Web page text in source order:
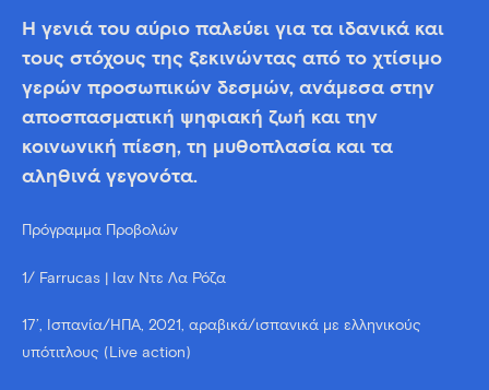
Η γενιά του αύριο παλεύει για τα ιδανικά και
τους στόχους της ξεκινώντας από το χτίσιμο
γερών προσωπικών δεσμών, ανάμεσα στην
αποσπασματική ψηφιακή ζωή και την
κοινωνική πίεση, τη μυθοπλασία και τα
αληθινά γεγονότα.
Πρόγραμμα Προβολών
1/ Farrucas | Ίαν Ντε Λα Ρόζα
17’, Ισπανία/ΗΠΑ, 2021, αραβικά/ισπανικά με ελληνικούς
υπότιτλους (Live action)